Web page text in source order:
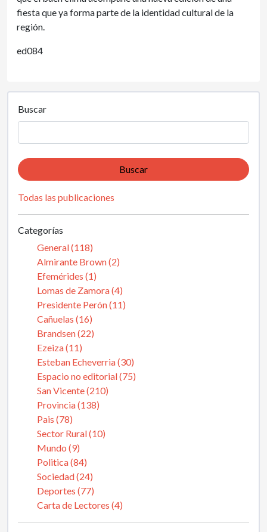
fiesta que ya forma parte de la identidad cultural de la
región.
ed084
Buscar
Buscar
Todas las publicaciones
Categorías
General (118)
Almirante Brown (2)
Efemérides (1)
Lomas de Zamora (4)
Presidente Perón (11)
Cañuelas (16)
Brandsen (22)
Ezeiza (11)
Esteban Echeverria (30)
Espacio no editorial (75)
San Vicente (210)
Provincia (138)
Pais (78)
Sector Rural (10)
Mundo (9)
Politica (84)
Sociedad (24)
Deportes (77)
Carta de Lectores (4)